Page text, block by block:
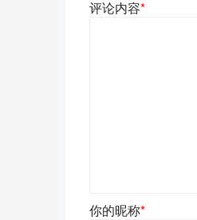
评论内容*
你的昵称*